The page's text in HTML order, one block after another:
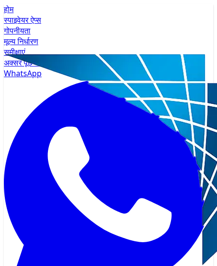
होम
स्पाइवेयर ऐप्स
गोपनीयता
मूल्य निर्धारण
समीक्षाएं
अक्सर पूछे जाने वाले प्रश्न
WhatsApp